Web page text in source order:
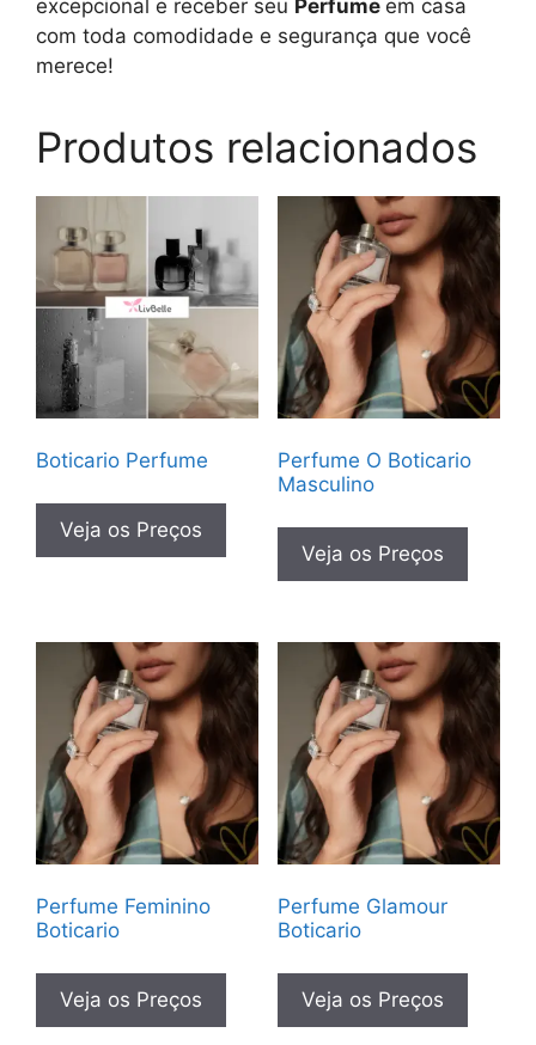
excepcional e receber seu Perfume em casa
com toda comodidade e segurança que você
merece!
Produtos relacionados
Boticario Perfume
Veja os Preços
Perfume O Boticario
Masculino
Veja os Preços
Perfume Feminino
Boticario
Veja os Preços
Perfume Glamour
Boticario
Veja os Preços